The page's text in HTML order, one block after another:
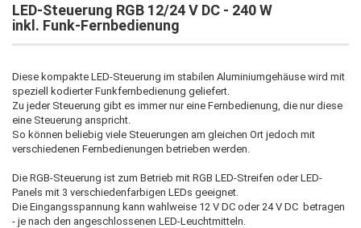
LED-Steuerung RGB 12/24 V DC - 240 W
inkl. Funk-Fernbedienung
Diese kompakte LED-Steuerung im stabilen Aluminiumgehäuse wird mit
speziell kodierter Funkfernbedienung geliefert.
Zu jeder Steuerung gibt es immer nur eine Fernbedienung, die nur diese
eine Steuerung anspricht.
So können beliebig viele Steuerungen am gleichen Ort jedoch mit
verschiedenen Fernbedienungen betrieben werden.
Die RGB-Steuerung ist zum Betrieb mit RGB LED-Streifen oder LED-
Panels mit 3 verschiedenfarbigen LEDs geeignet.
Die Eingangsspannung kann wahlweise 12 V DC oder 24 V DC betragen
- je nach den angeschlossenen LED-Leuchtmitteln.